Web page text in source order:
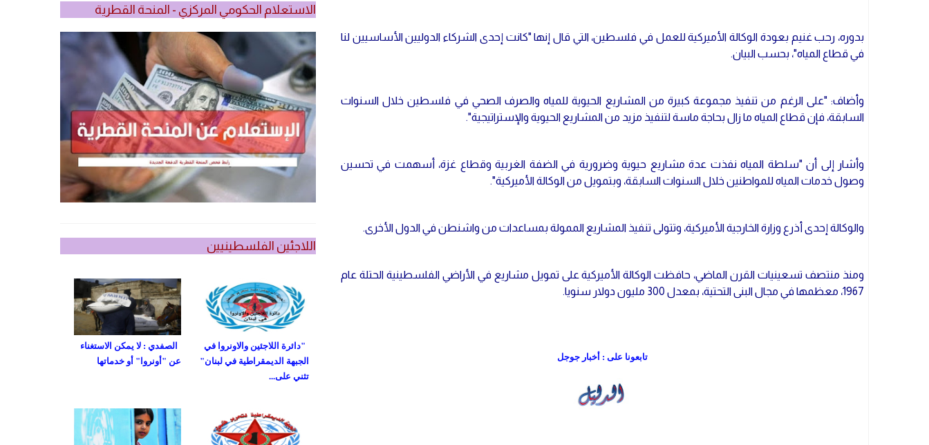
بدوره، رحب غنيم بعودة الوكالة الأميركية للعمل في فلسطين، التي قال إنها "كانت إحدى الشركاء الدوليين الأساسيين لنا
في قطاع المياه"، بحسب البيان.
وأضاف: "على الرغم من تنفيذ مجموعة كبيرة من المشاريع الحيوية للمياه والصرف الصحي في فلسطين خلال السنوات
السابقة، فإن قطاع المياه ما زال بحاجة ماسة لتنفيذ مزيد من المشاريع الحيوية والإستراتيجية".
وأشار إلى أن "سلطة المياه نفذت عدة مشاريع حيوية وضرورية في الضفة الغربية وقطاع غزة، أسهمت في تحسين
وصول خدمات المياه للمواطنين خلال السنوات السابقة، وبتمويل من الوكالة الأميركية".
والوكالة إحدى أذرع وزارة الخارجية الأميركية، وتتولى تنفيذ المشاريع الممولة بمساعدات من واشنطن في الدول الأخرى.
ومنذ منتصف تسعينيات القرن الماضي، حافظت الوكالة الأميركية على تمويل مشاريع في الأراضي الفلسطينية الحتلة عام
1967، معظمها في مجال البنى التحتية، بمعدل 300 مليون دولار سنويا.
تابعونا على : أخبار جوجل
الاستعلام الحكومي المركزي - المنحة القطرية
اللاجئين الفلسطينيين
الصفدي : لا يمكن الاستغناء
عن "أونروا" أو خدماتها
"دائرة اللاجئين والاونروا في
الجبهة الديمقراطية في لبنان"
تثني على...